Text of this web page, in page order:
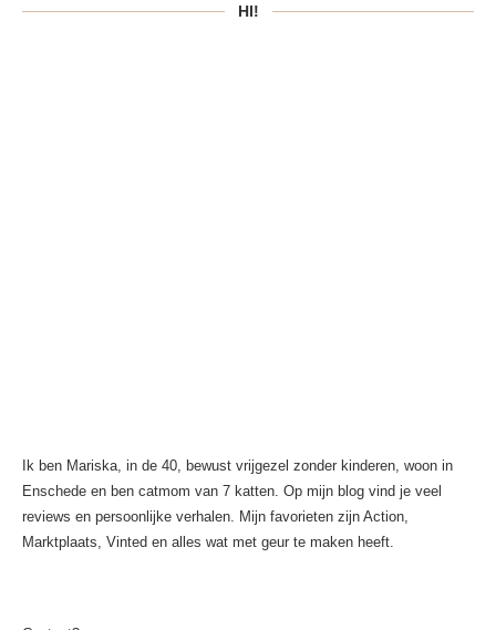
HI!
Ik ben Mariska, in de 40, bewust vrijgezel zonder kinderen, woon in
Enschede en ben catmom van 7 katten. Op mijn blog vind je veel
reviews en persoonlijke verhalen. Mijn favorieten zijn Action,
Marktplaats, Vinted en alles wat met geur te maken heeft.